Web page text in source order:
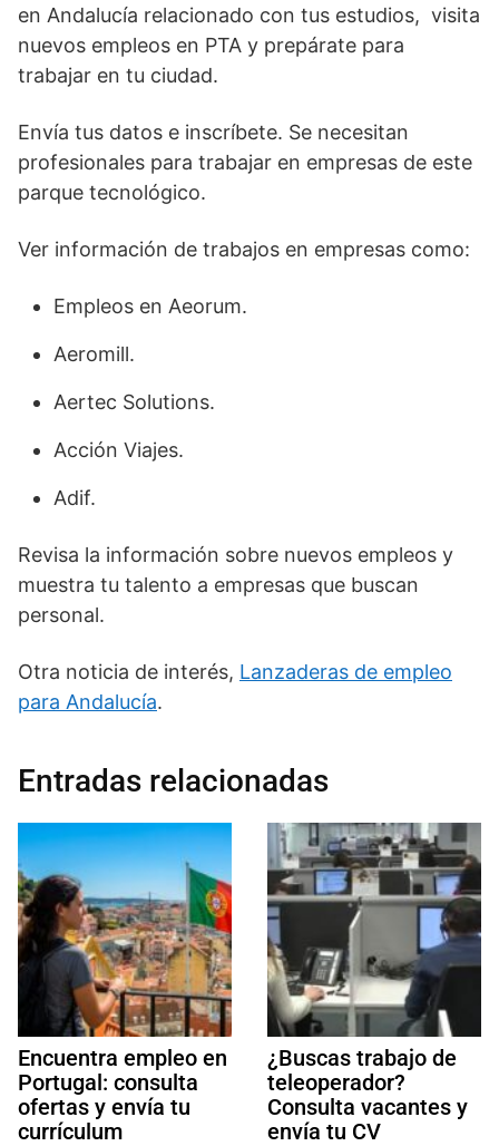
en Andalucía relacionado con tus estudios, visita
nuevos empleos en PTA y prepárate para
trabajar en tu ciudad.
Envía tus datos e inscríbete. Se necesitan
profesionales para trabajar en empresas de este
parque tecnológico.
Ver información de trabajos en empresas como:
Empleos en Aeorum.
Aeromill.
Aertec Solutions.
Acción Viajes.
Adif.
Revisa la información sobre nuevos empleos y
muestra tu talento a empresas que buscan
personal.
Otra noticia de interés, Lanzaderas de empleo
para Andalucía.
Entradas relacionadas
Encuentra empleo en
Portugal: consulta
ofertas y envía tu
currículum
¿Buscas trabajo de
teleoperador?
Consulta vacantes y
envía tu CV